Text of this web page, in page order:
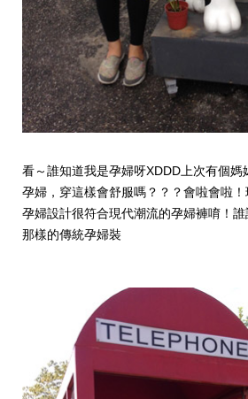
看～誰知道我是孕婦呀XDDD上次有個媽
孕婦，穿這樣會舒服嗎？？？會啦會啦
孕婦設計很符合現代潮流的孕婦褲唷！
那樣的傳統孕婦裝